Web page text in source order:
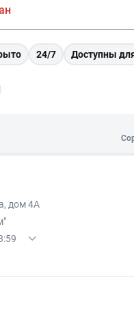
24/7 Доступны
дом 4А